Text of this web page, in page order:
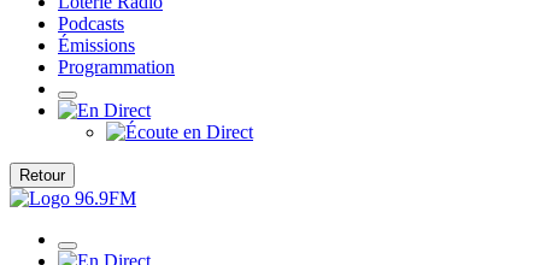
Podcasts
Émissions
Programmation
Retour